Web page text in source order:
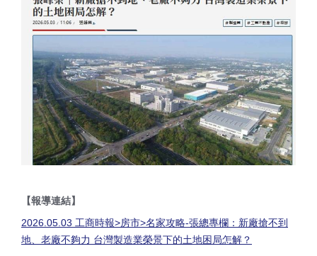
【報導連結】
2026.05.03 工商時報>房市>名家攻略-張總專欄： 新廠搶不到
地、老廠不夠力 台灣製造業榮景下的土地困局怎解？